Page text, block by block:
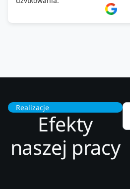
Firma godna zaufania. Tak trzymać!
Realizacje
Efekty
naszej pracy